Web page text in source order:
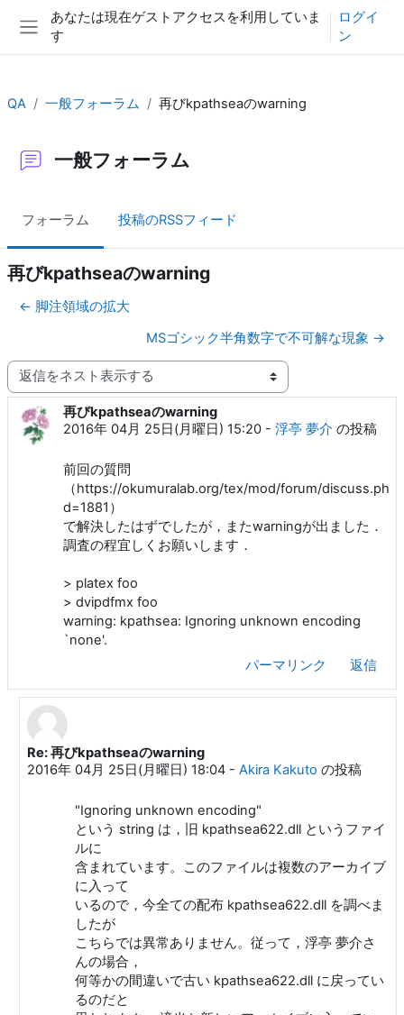
メインコンテンツへスキップする
サイドパネル
あなたは現在ゲストアクセスを利用していま
す
ログイ
ン
QA 一般フォーラム 再びkpathseaのwarning
一般フォーラム
フォーラム 投稿のRSSフィード
再びkpathseaのwarning
← 脚注領域の拡大
MSゴシック半角数字で不可解な現象 →
表示モード
再びkpathseaのwarning
2016年 04月 25日(月曜日) 15:20 - 浮亭 夢介 の投稿
返信数: 2
前回の質問
（https://okumuralab.org/tex/mod/forum/discuss.php?
d=1881）
で解決したはずでしたが，またwarningが出ました．
調査の程宜しくお願いします．
> platex foo
> dvipdfmx foo
warning: kpathsea: Ignoring unknown encoding
`none'.
パーマリンク
返信
浮亭 夢介 への返信
Re: 再びkpathseaのwarning
2016年 04月 25日(月曜日) 18:04- Akira Kakuto の投稿
"Ignoring unknown encoding"
という string は，旧 kpathsea622.dll というファイ
ルに
含まれています。このファイルは複数のアーカイブ
に入って
いるので，今全ての配布 kpathsea622.dll を調べま
したが
こちらでは異常ありません。従って，浮亭 夢介さ
んの場合，
何等かの間違いで古い kpathsea622.dll に戻ってい
るのだと